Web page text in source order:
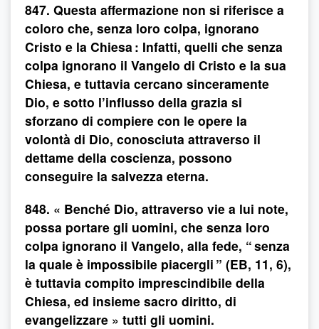
847. Questa affermazione non si riferisce a
coloro che, senza loro colpa, ignorano
Cristo e la Chiesa : Infatti, quelli che senza
colpa ignorano il Vangelo di Cristo e la sua
Chiesa, e tuttavia cercano sinceramente
Dio, e sotto l’influsso della grazia si
sforzano di compiere con le opere la
volontà di Dio, conosciuta attraverso il
dettame della coscienza, possono
conseguire la salvezza eterna.
848. « Benché Dio, attraverso vie a lui note,
possa portare gli uomini, che senza loro
colpa ignorano il Vangelo, alla fede, “ senza
la quale è impossibile piacergli ” (EB, 11, 6),
è tuttavia compito imprescindibile della
Chiesa, ed insieme sacro diritto, di
evangelizzare » tutti gli uomini.